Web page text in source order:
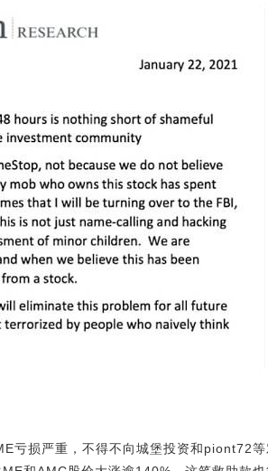
亏损严重，不得不向城堡投资和piont72